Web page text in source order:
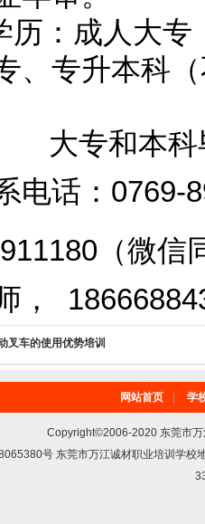
大专，专
、专升本科
毕业证
电话 ： 0769-
（微信
，
叉车的使用优势培训
网站首页 学
Copyright©2006-2020 东莞市
号 东莞市万江诚材职业培训学